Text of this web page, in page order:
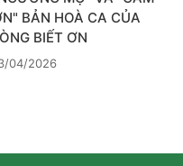
BẢN HOÀ CA CỦA
BIẾT ƠN
04/2026